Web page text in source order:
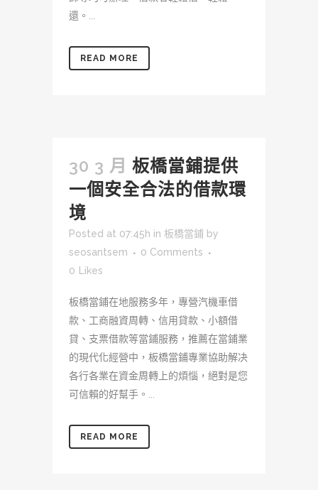
還。...
READ MORE
30 3 月 板橋當鋪提供
一個安全合法的借款環
境
Posted at 07:45h in 板橋當鋪 by
seosantsem
0 Comments
0 Likes
板橋當鋪在地服務多年，專營汽機車借
款、工商融資周轉、信用貸款、小額借
貸、支票借款等當鋪服務，推薦在當鋪業
的現代化經營中，板橋當鋪專業協助解决
各行各業在資金周轉上的煩惱，絕對是您
可信賴的好幫手。...
READ MORE